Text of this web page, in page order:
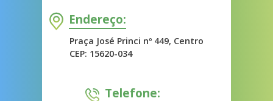
Endereço:
Praça José Princi nº 449, Centro
CEP: 15620-034
Telefone: